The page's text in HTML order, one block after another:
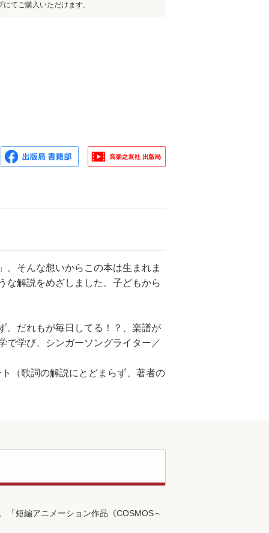
にてご購入いただけます。
。そんな想いからこの本は生まれま
な解説をめざしました。子どもから
。だれもが毎日してる！？、楽譜が
で学び、シンガーソングライター／
（歌詞の解説にとどまらず、著者の
「短編アニメーション作品《COSMOS～